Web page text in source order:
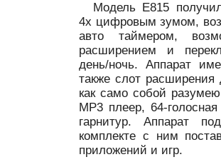
Модель E815
4x цифровым зумом,
авто таймером,
расширением и
день/ночь. Аппарат
также слот
как само собой
MP3 плеер, 64-
гарнитур. Аппарат
комплекте с ним
приложений и игр.